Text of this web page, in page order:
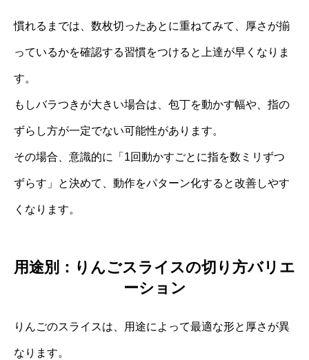
慣れるまでは、数枚切ったあとに重ねてみて、厚さが揃
っているかを確認する習慣をつけると上達が早くなりま
す。
もしバラつきが大きい場合は、包丁を動かす幅や、指の
ずらし方が一定でない可能性があります。
その場合、意識的に「1回動かすごとに指を数ミリずつ
ずらす」と決めて、動作をパターン化すると改善しやす
くなります。
用途別：りんごスライスの切り方バリエ
ーション
りんごのスライスは、用途によって最適な形と厚さが異
なります。